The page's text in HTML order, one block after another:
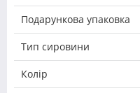
Подарункова упаковка
Тип сировини
Колір